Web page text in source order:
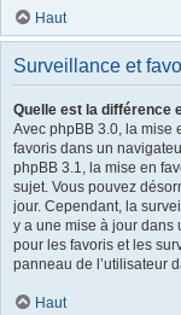
Haut
Surveillance et
Quelle est la différence
Avec phpBB 3.0, la mise
favoris dans un
phpBB 3.1, la mise en
sujet. Vous pouvez
jour. Cependant, la
y a une mise à jour dans
pour les favoris et les
panneau de l’utilisateur
Haut